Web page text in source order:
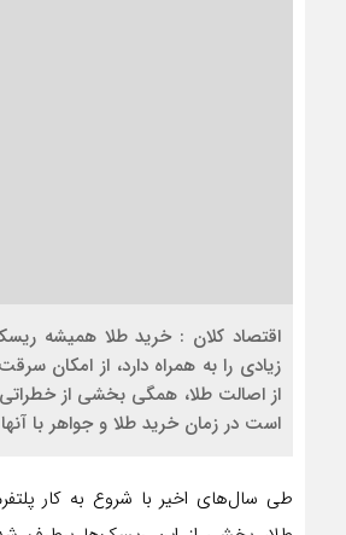
اقتصاد کلان : خرید طلا همیشه
زیادی را به همراه دارد، از امکان
از اصالت طلا، همگی بخشی از
است در زمان خرید طلا و جواهر با
طی سال‌های اخیر با شروع به کار